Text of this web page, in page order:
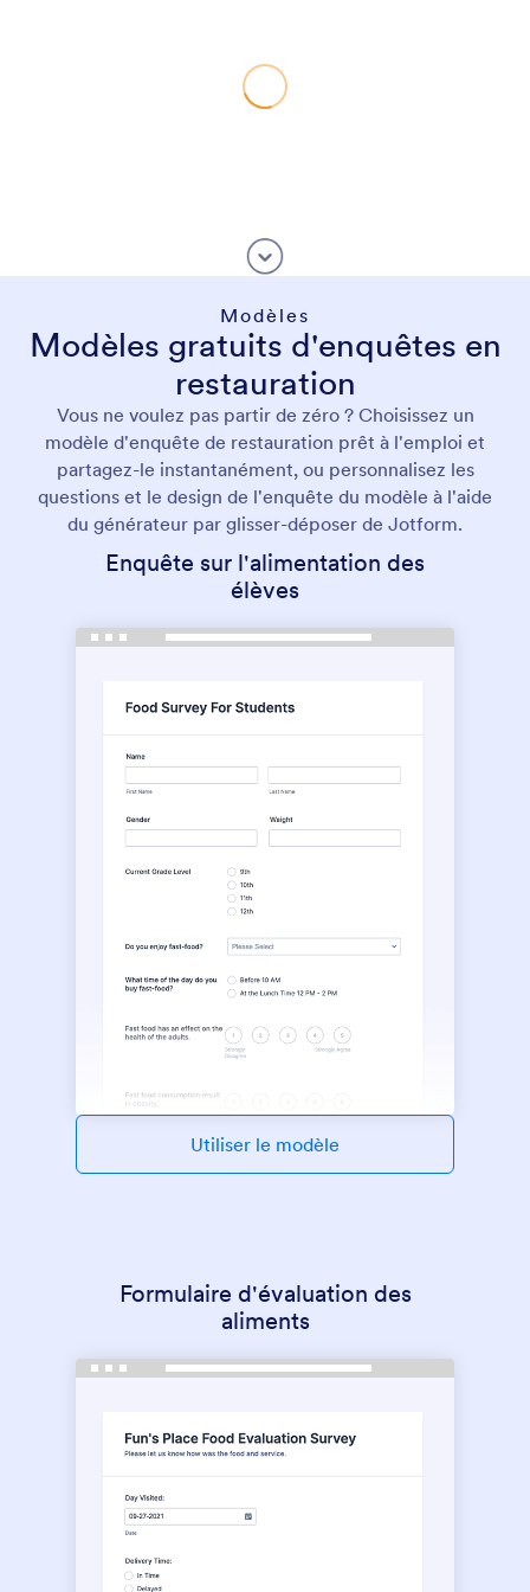
Modèles
Modèles gratuits d'enquêtes en
restauration
Vous ne voulez pas partir de zéro ? Choisissez un
modèle d'enquête de restauration prêt à l'emploi et
partagez-le instantanément, ou personnalisez les
questions et le design de l'enquête du modèle à l'aide
du générateur par glisser-déposer de Jotform.
Enquête sur l'alimentation des
élèves
Utiliser le modèle
Formulaire d'évaluation des
aliments